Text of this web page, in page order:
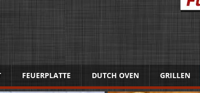
FEUERPLATTE DUTCH OVEN GRILLEN